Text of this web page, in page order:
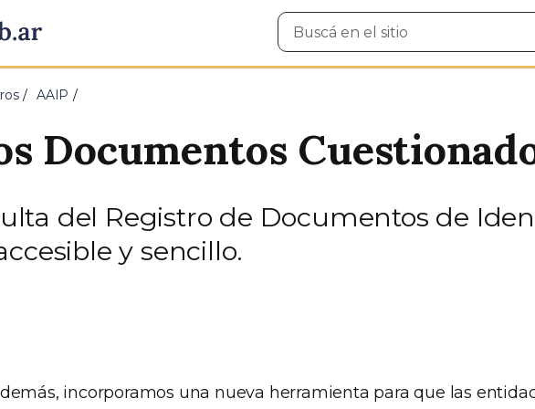
Buscar
en
AAIP
Documentos
del Registro de Documentos de
y sencillo.
incorporamos una nueva herramienta para que las